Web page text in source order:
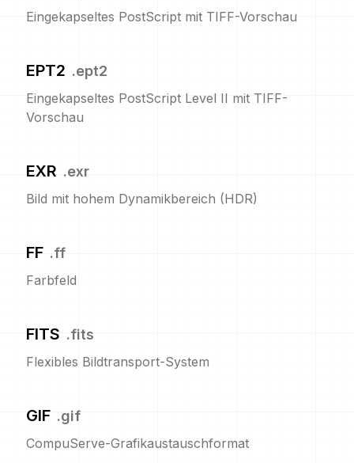
Eingekapseltes PostScript mit TIFF-Vorschau
EPT2 .ept2
Eingekapseltes PostScript Level II mit TIFF-
Vorschau
EXR .exr
Bild mit hohem Dynamikbereich (HDR)
FF .ff
Farbfeld
FITS .fits
Flexibles Bildtransport-System
GIF .gif
CompuServe-Grafikaustauschformat